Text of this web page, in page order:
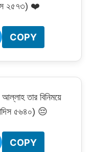
২৫৭৩) ❤️
COPY
তার বিনিময়ে
৫৬৪০) 😔
COPY